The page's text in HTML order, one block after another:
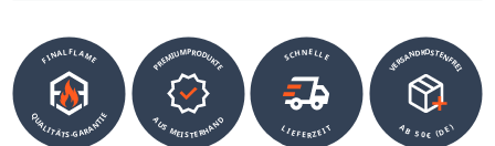
FINALFLAME
QUALITÄTS-GARANTIE
PREMIUMPRODUKTE
AUS MEISTERHAND
SCHNELLE
LIEFERZEIT
VERSANDKOSTENFREI
AB 50€ (DE)